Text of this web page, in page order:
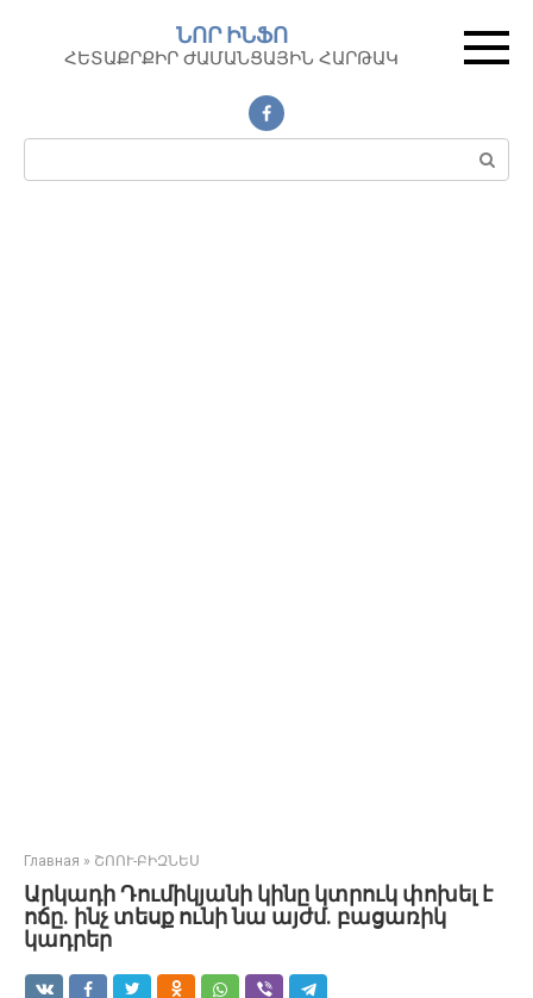
контенту
ՆՈՐ ԻՆՖՈ
ՀԵՏԱՔՐՔԻՐ ԺԱՄԱՆՑԱՅԻՆ ՀԱՐԹԱԿ
Поиск:
Главная » ՇՈՈՒ-ԲԻԶՆԵՍ
Արկադի Դումիկյանի կինը կտրուկ փոխել է
ոճը. ինչ տեսք ունի նա այժմ. բացառիկ
կադրեր